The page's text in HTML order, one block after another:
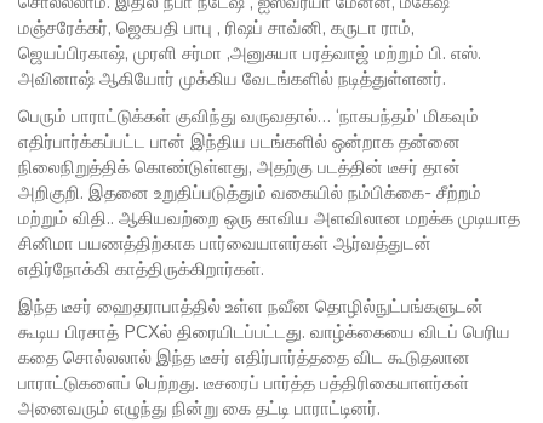
மஞ்சரேக்கர், ஜெகபதி பாபு , ரிஷப் சாவ்னி, கருடா ராம்,
ஜெயப்பிரகாஷ், முரளி சர்மா ,அனுசுயா பரத்வாஜ் மற்றும் பி. எஸ்.
அவினாஷ் ஆகியோர் முக்கிய வேடங்களில் நடித்துள்ளனர்.
பெரும் பாராட்டுக்கள் குவிந்து வருவதால்… ‘நாகபந்தம்’ மிகவும்
எதிர்பார்க்கப்பட்ட பான் இந்திய படங்களில் ஒன்றாக தன்னை
நிலைநிறுத்திக் கொண்டுள்ளது, அதற்கு படத்தின் டீசர் தான்
அறிகுறி. இதனை உறுதிப்படுத்தும் வகையில் நம்பிக்கை- சீற்றம்
மற்றும் விதி.. ஆகியவற்றை ஒரு காவிய அளவிலான மறக்க முடியாத
சினிமா பயணத்திற்காக பார்வையாளர்கள் ஆர்வத்துடன்
எதிர்நோக்கி காத்திருக்கிறார்கள்.
இந்த டீசர் ஹைதராபாத்தில் உள்ள நவீன தொழில்நுட்பங்களுடன்
கூடிய பிரசாத் PCXல் திரையிடப்பட்டது. வாழ்க்கையை விடப் பெரிய
கதை சொல்லலால் இந்த டீசர் எதிர்பார்த்ததை விட கூடுதலான
பாராட்டுகளைப் பெற்றது. டீசரைப் பார்த்த பத்திரிகையாளர்கள்
அனைவரும் எழுந்து நின்று கை தட்டி பாராட்டினர்.